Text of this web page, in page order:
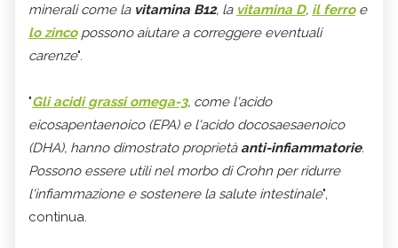
minerali come la vitamina B12, la vitamina D, il ferro e
lo zinco possono aiutare a correggere eventuali
carenze".
"Gli acidi grassi omega-3, come l'acido
eicosapentaenoico (EPA) e l'acido docosaesaenoico
(DHA), hanno dimostrato proprietà anti-infiammatorie.
Possono essere utili nel morbo di Crohn per ridurre
l'infiammazione e sostenere la salute intestinale",
continua.